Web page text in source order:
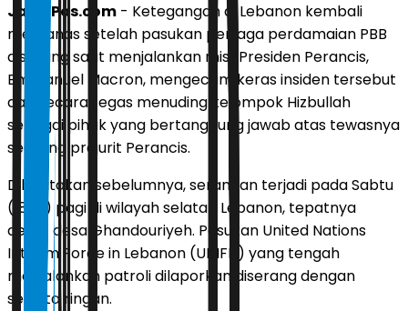
JawaPos.com - Ketegangan di Lebanon kembali
memanas setelah pasukan penjaga perdamaian PBB
diserang saat menjalankan misi. Presiden Perancis,
Emmanuel Macron, mengecam keras insiden tersebut
dan secara tegas menuding kelompok Hizbullah
sebagai pihak yang bertanggung jawab atas tewasnya
seorang prajurit Perancis.
Diberitakan sebelumnya, serangan terjadi pada Sabtu
(18/4) pagi di wilayah selatan Lebanon, tepatnya
dekat desa Ghandouriyeh. Pasukan United Nations
Interim Force in Lebanon (UNIFIL) yang tengah
menjalankan patroli dilaporkan diserang dengan
senjata ringan.